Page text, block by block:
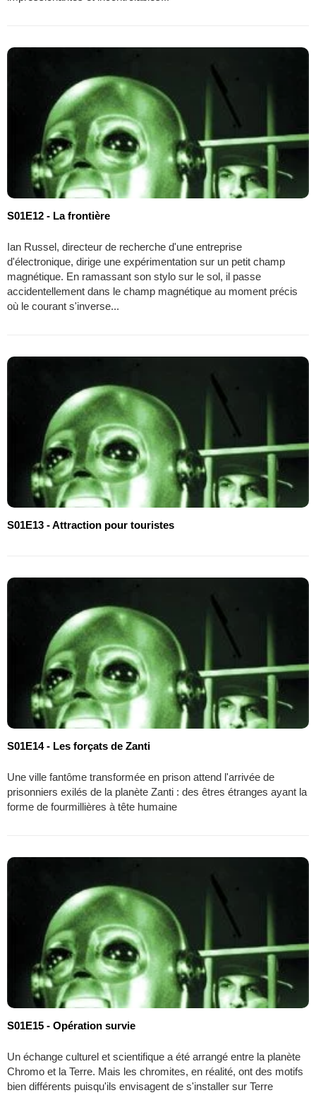
S01E12 - La frontière
Ian Russel, directeur de recherche d'une entreprise
d'électronique, dirige une expérimentation sur un petit champ
magnétique. En ramassant son stylo sur le sol, il passe
accidentellement dans le champ magnétique au moment précis
où le courant s'inverse...
S01E13 - Attraction pour touristes
S01E14 - Les forçats de Zanti
Une ville fantôme transformée en prison attend l'arrivée de
prisonniers exilés de la planète Zanti : des êtres étranges ayant la
forme de fourmillières à tête humaine
S01E15 - Opération survie
Un échange culturel et scientifique a été arrangé entre la planète
Chromo et la Terre. Mais les chromites, en réalité, ont des motifs
bien différents puisqu'ils envisagent de s'installer sur Terre